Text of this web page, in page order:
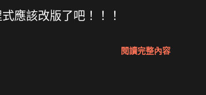
應該改版了吧！！！
閱讀完整內容